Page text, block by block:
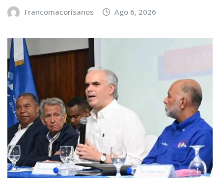
Francomacorisanos Ago 6, 2026